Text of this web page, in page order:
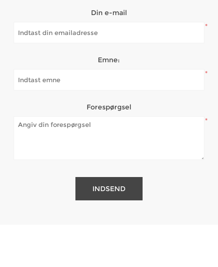
Din e-mail
*
Emne:
*
Forespørgsel
*